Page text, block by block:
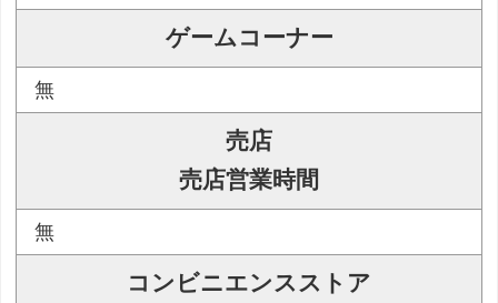
ゲームコーナー
無
売店
売店営業時間
無
コンビニエンスストア